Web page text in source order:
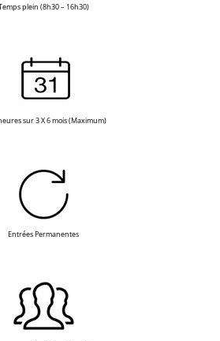
plein (8h30 – 16h30)
sur 3 X 6 mois (Maximum)
Entrées Permanentes